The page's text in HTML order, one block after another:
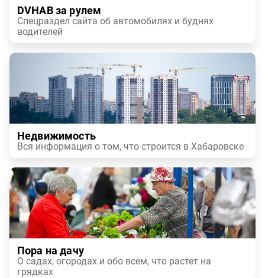
DVHAB за рулем
Спецраздел сайта об автомобилях и буднях
водителей
Недвижимость
Вся информация о том, что строится в Хабаровске
Пора на дачу
О садах, огородах и обо всем, что растет на
грядках